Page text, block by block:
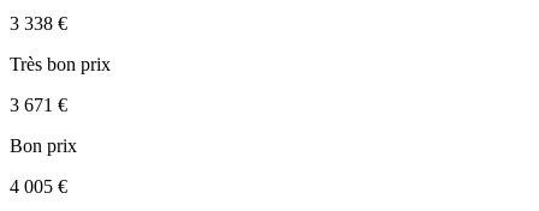
3 338 €
Très bon prix
3 671 €
Bon prix
4 005 €